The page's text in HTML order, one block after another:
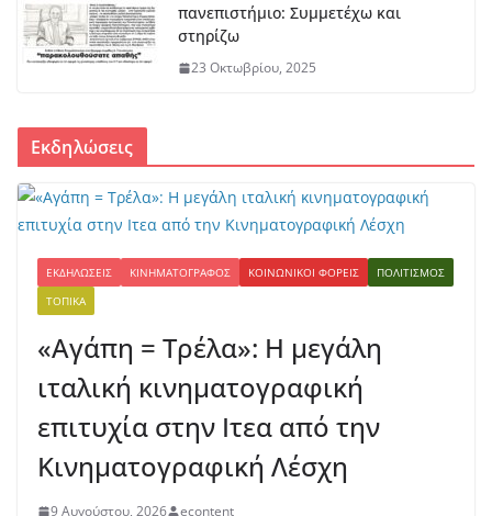
πανεπιστήμιο: Συμμετέχω και
στηρίζω
23 Οκτωβρίου, 2025
Εκδηλώσεις
ΕΚΔΗΛΏΣΕΙΣ ΚΙΝΗΜΑΤΟΓΡΆΦΟΣ ΚΟΙΝΩΝΙΚΟΊ ΦΟΡΕΊΣ
ΠΟΛΙΤΙΣΜΌΣ
ΤΟΠΙΚΆ
«Αγάπη = Τρέλα»: Η μεγάλη
ιταλική κινηματογραφική
επιτυχία στην Ιτεα από την
Κινηματογραφική Λέσχη
9 Αυγούστου, 2026 econtent